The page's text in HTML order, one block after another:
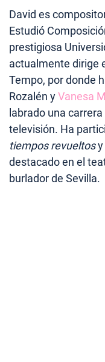
David es
Estudió
prestigiosa
actualmente dirige
Tempo, por donde
Rozalén yVanesa
labrado una
televisión. Ha
tiempos revueltosy
destacado en el
burlador de Sevilla.